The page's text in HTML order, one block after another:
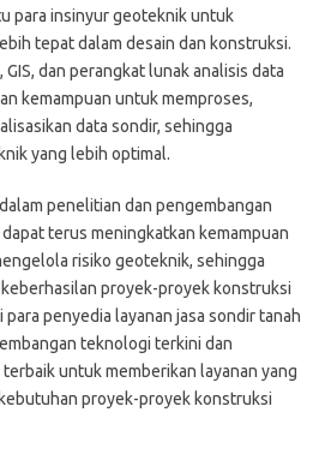
para insinyur geoteknik untuk
tepat dalam desain dan konstruksi.
dan perangkat lunak analisis data
kemampuan untuk memproses,
data sondir, sehingga
yang lebih optimal.
penelitian dan pengembangan
terus meningkatkan kemampuan
risiko geoteknik, sehingga
proyek-proyek konstruksi
para penyedia layanan jasa sondir tanah
teknologi terkini dan
untuk memberikan layanan yang
proyek-proyek konstruksi